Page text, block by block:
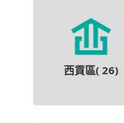
西貢區( 26)